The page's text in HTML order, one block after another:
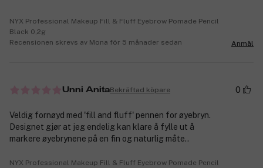
NYX Professional Makeup Fill & Fluff Eyebrow Pomade Pencil
Black 0,2g
Recensionen skrevs av Mona för 5 månader sedan
Anmäl
Unni AnitaBekräftad köpare 0
Veldig fornøyd med 'fill and fluff' pennen for øyebryn.
Designet gjør at jeg endelig kan klare å fylle ut å
markere øyebrynene på en fin og naturlig måte..
NYX Professional Makeup Fill & Fluff Eyebrow Pomade Pencil